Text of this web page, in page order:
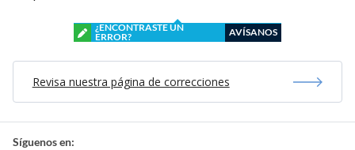
¿ENCONTRASTE UN
ERROR?
AVÍSANOS
Revisa nuestra página de correcciones
Síguenos en: